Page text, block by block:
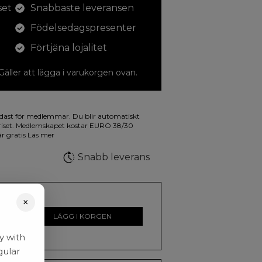
Snabbaste leveransen
Födelsedagspresenter
Förtjäna lojalitet
att lägga i varukorgen ovan.
teckningar med. På illustrationen på
färger.
för medlemmar. Du blir automatiskt
Medlemskapet kostar EURO 38/30
gratis Läs mer
Snabb leverans
LÄGG I KORGEN
×
with